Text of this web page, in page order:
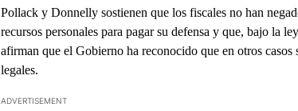
Pollack y Donnelly sostienen que los fiscales no han
recursos personales para pagar su defensa y que, bajo la
afirman que el Gobierno ha reconocido que en otros
legales.
ADVERTISEMENT